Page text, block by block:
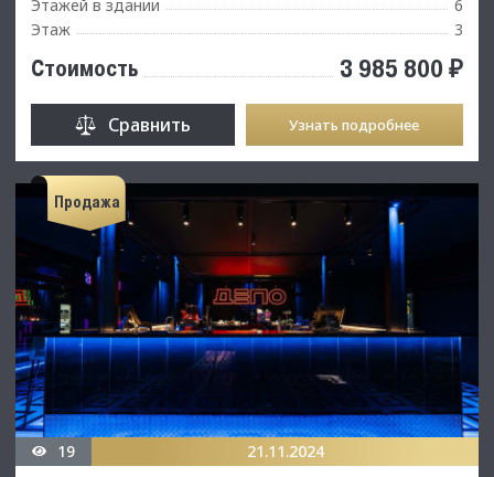
Этажей в здании
6
Этаж
3
Стоимость 3 985 800 ₽
Сравнить Узнать подробнее
Продажа
19 21.11.2024